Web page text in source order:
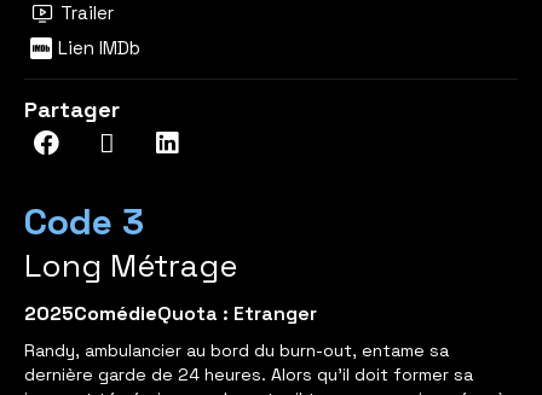
Trailer
Lien IMDb
Partager
Code 3
Long Métrage
2025ComédieQuota : Etranger
Randy, ambulancier au bord du burn-out, entame sa
dernière garde de 24 heures. Alors qu’il doit former sa